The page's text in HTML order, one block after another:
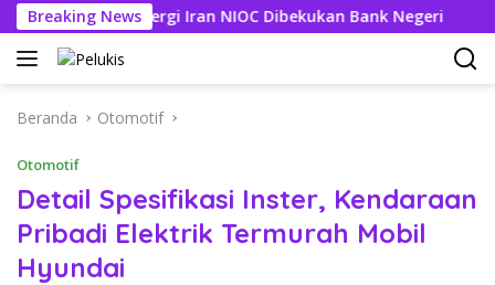
Langsung
ke
konten
Breaking News
Energi Iran NIOC Dibekukan Bank Negeri
Beranda Otomotif
Otomotif
Detail Spesifikasi Inster, Kendaraan
Pribadi Elektrik Termurah Mobil
Hyundai